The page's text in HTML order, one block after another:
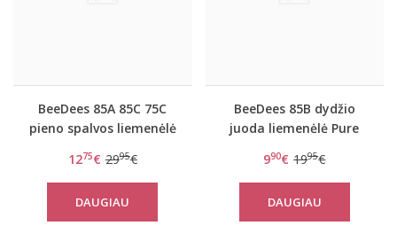
BeeDees 85A 85C 75C
pieno spalvos liemenėlė
1275€ 2995€
DAUGIAU
BeeDees 85B dydžio
juoda liemenėlė Pure
990€ 1995€
DAUGIAU